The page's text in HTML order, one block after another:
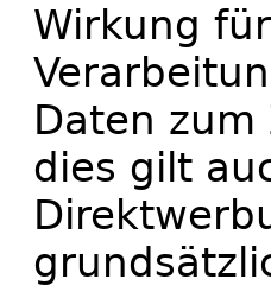
Wirkung
Daten
dies gilt